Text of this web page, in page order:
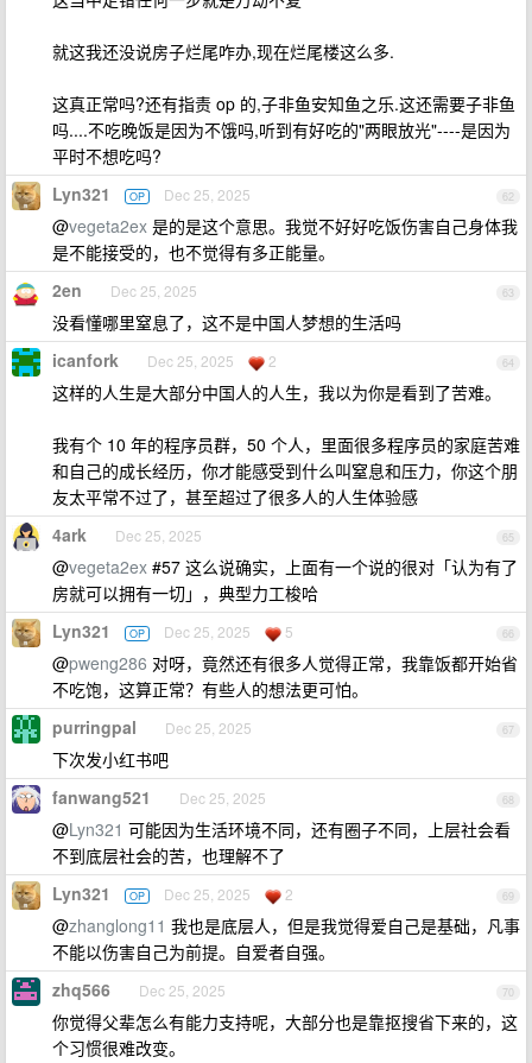
就这我还没说房子烂尾咋办,现在烂尾楼这么多.
这真正常吗?还有指责 op 的,子非鱼安知鱼之乐.这还需要子非鱼
吗....不吃晚饭是因为不饿吗,听到有好吃的"两眼放光"----是因为
平时不想吃吗?
62
Lyn321 OP Dec 25, 2025
@vegeta2ex 是的是这个意思。我觉不好好吃饭伤害自己身体我
是不能接受的，也不觉得有多正能量。
63
2en Dec 25, 2025
没看懂哪里窒息了，这不是中国人梦想的生活吗
64
icanfork Dec 25, 2025 2
这样的人生是大部分中国人的人生，我以为你是看到了苦难。
我有个 10 年的程序员群，50 个人，里面很多程序员的家庭苦难
和自己的成长经历，你才能感受到什么叫窒息和压力，你这个朋
友太平常不过了，甚至超过了很多人的人生体验感
65
4ark Dec 25, 2025
@vegeta2ex #57 这么说确实，上面有一个说的很对「认为有了
房就可以拥有一切」，典型力工梭哈
66
Lyn321 OP Dec 25, 2025 5
@pweng286 对呀，竟然还有很多人觉得正常，我靠饭都开始省
不吃饱，这算正常？有些人的想法更可怕。
67
purringpal Dec 25, 2025
下次发小红书吧
68
fanwang521 Dec 25, 2025
@Lyn321 可能因为生活环境不同，还有圈子不同，上层社会看
不到底层社会的苦，也理解不了
69
Lyn321 OP Dec 25, 2025 2
@zhanglong11 我也是底层人，但是我觉得爱自己是基础，凡事
不能以伤害自己为前提。自爱者自强。
70
zhq566 Dec 25, 2025
你觉得父辈怎么有能力支持呢，大部分也是靠抠搜省下来的，这
个习惯很难改变。